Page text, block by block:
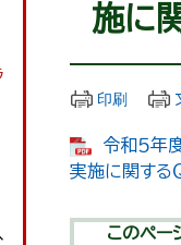
施に
印刷
令和５年
実施に関するＱ
このペー